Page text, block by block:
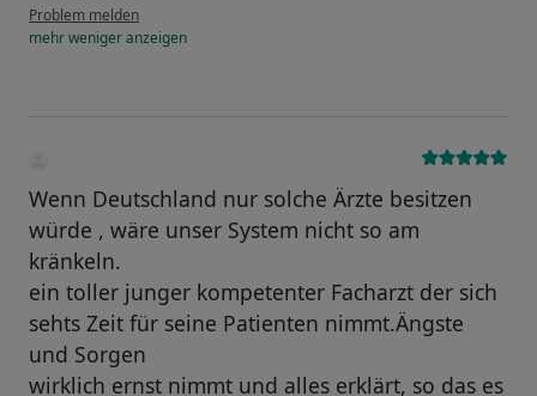
Problem melden
mehrwenigeranzeigen
Wenn Deutschland nur solche Ärzte besitzen
würde , wäre unser System nicht so am
kränkeln.
ein toller junger kompetenter Facharzt der sich
sehts Zeit für seine Patienten nimmt.Ängste
und Sorgen
wirklich ernst nimmt und alles erklärt, so das es